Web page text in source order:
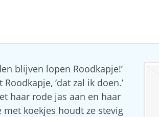
blijven lopen Roodkapje!’
Roodkapje, ‘dat zal ik doen.’
haar rode jas aan en haar
koekjes houdt ze stevig